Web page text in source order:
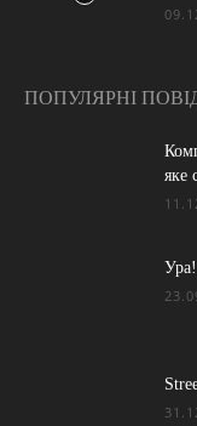
ПОПУЛЯРНІ
яке
Ура!